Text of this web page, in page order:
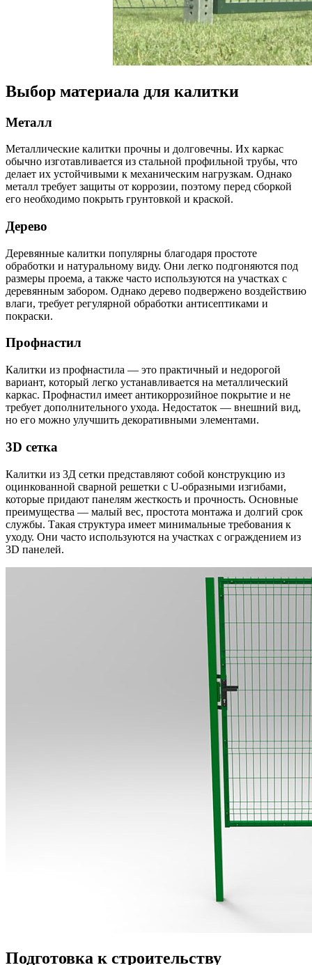
Выбор материала для калитки
Металл
Металлические калитки прочны и долговечны. Их каркас
обычно изготавливается из стальной профильной трубы, что
делает их устойчивыми к механическим нагрузкам. Однако
металл требует защиты от коррозии, поэтому перед сборкой
его необходимо покрыть грунтовкой и краской.
Дерево
Деревянные калитки популярны благодаря простоте
обработки и натуральному виду. Они легко подгоняются под
размеры проема, а также часто используются на участках с
деревянным забором. Однако дерево подвержено воздействию
влаги, требует регулярной обработки антисептиками и
покраски.
Профнастил
Калитки из профнастила — это практичный и недорогой
вариант, который легко устанавливается на металлический
каркас. Профнастил имеет антикоррозийное покрытие и не
требует дополнительного ухода. Недостаток — внешний вид,
но его можно улучшить декоративными элементами.
3D сетка
Калитки из 3Д сетки представляют собой конструкцию из
оцинкованной сварной решетки с U-образными изгибами,
которые придают панелям жесткость и прочность. Основные
преимущества — малый вес, простота монтажа и долгий срок
службы. Такая структура имеет минимальные требования к
уходу. Они часто используются на участках с ограждением из
3D панелей.
Подготовка к строительству